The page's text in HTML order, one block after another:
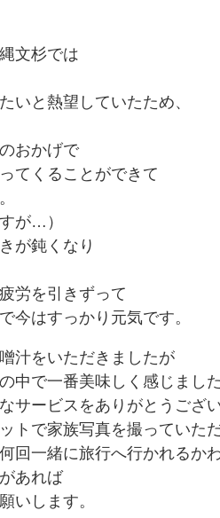
文杉では
いと熱望していたため、
おかげで
てくることができて
が…）
が鈍くなり
労を引きずって
今はすっかり元気です。
汁をいただきましたが
中で一番美味しく感じまし
サービスをありがとうござい
トで家族写真を撮っていた
回一緒に旅行へ行かれるか
あれば
いします。